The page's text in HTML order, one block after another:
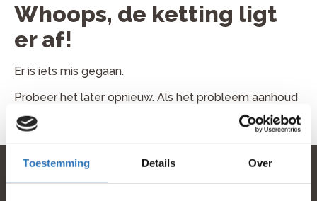
Toestemming Details Over
Whoops, de ketting ligt
er af!
Er is iets mis gegaan.
Probeer het later opnieuw. Als het probleem aanhoud
neem dan contact met ons op.